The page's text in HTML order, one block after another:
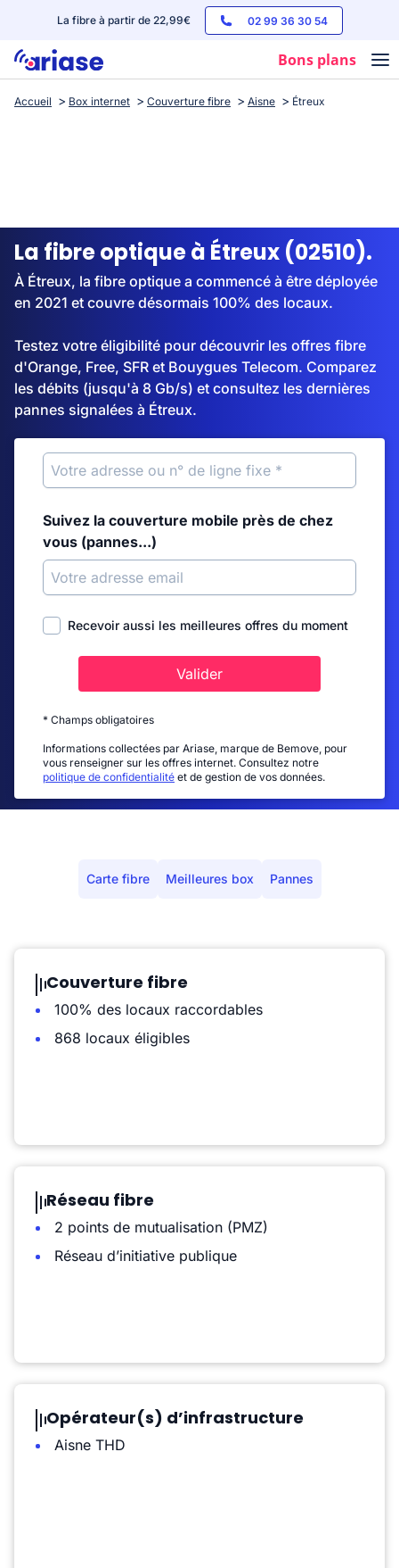
La fibre à partir de 22,99€ 02 99 36 30 54
Bons plans
Box internet
Streaming
Accueil Box internet Couverture fibre Aisne Étreux
La fibre optique à Étreux (02510).
À Étreux, la fibre optique a commencé à être déployée
en 2021 et couvre désormais 100% des locaux.
Testez votre éligibilité pour découvrir les offres fibre
d'Orange, Free, SFR et Bouygues Telecom. Comparez
les débits (jusqu'à 8 Gb/s) et consultez les dernières
pannes signalées à Étreux.
Suivez la couverture mobile près de chez
vous (pannes...)
Recevoir aussi les meilleures offres du moment
Valider
* Champs obligatoires
Informations collectées par Ariase, marque de Bemove, pour
vous renseigner sur les offres internet. Consultez notre
politique de confidentialité et de gestion de vos données.
Carte fibre Meilleures box Pannes
Couverture fibre
100% des locaux raccordables
868 locaux éligibles
Réseau fibre
2 points de mutualisation (PMZ)
Réseau d’initiative publique
Opérateur(s) d’infrastructure
Aisne THD